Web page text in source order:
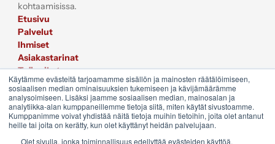
Käytämme evästeitä tarjoamamme sisällön ja mainosten räätälöimiseen,
sosiaalisen median ominaisuuksien tukemiseen ja kävijämäärämme
analysoimiseen. Lisäksi jaamme sosiaalisen median, mainosalan ja
analytiikka-alan kumppaneillemme tietoja siitä, miten käytät sivustoamme.
Kumppanimme voivat yhdistää näitä tietoja muihin tietoihin, joita olet antanut
heille tai joita on kerätty, kun olet käyttänyt heidän palvelujaan.
Olet sivulla, jonka toiminnallisuus edellyttää evästeiden käyttöä.
kohtaamisissa.
Etusivu
Palvelut
Ihmiset
Asiakastarinat
Työpaikat
Sijoittajat
Liity postituslistalle